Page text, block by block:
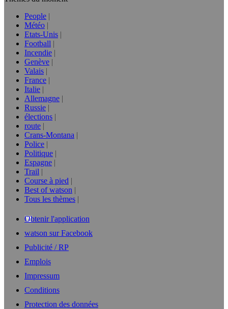
People
Météo
Etats-Unis
Football
Incendie
Genève
Valais
France
Italie
Allemagne
Russie
élections
route
Crans-Montana
Police
Politique
Espagne
Trail
Course à pied
Best of watson
Tous les thèmes
Obtenir l'application
watson sur Facebook
Publicité / RP
Emplois
Impressum
Conditions
Protection des données